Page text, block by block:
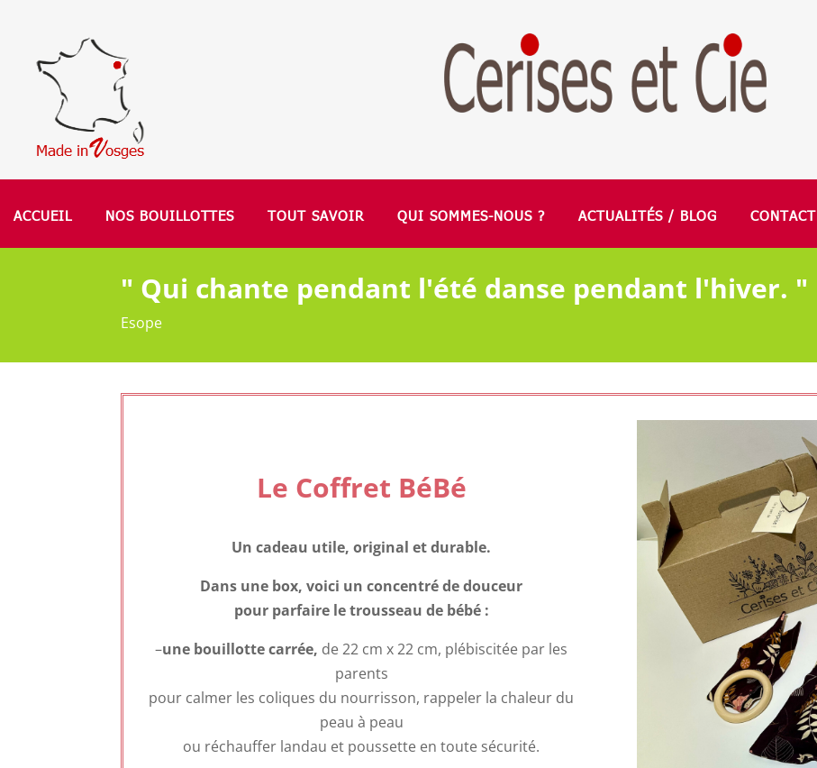
ACCUEIL NOS BOUILLOTTES TOUT SAVOIR QUI SOMMES-NOUS ? ACTUALITÉS / BLOG CONTACT
" Qui chante pendant l'été danse pendant l'hiver. "
Esope
Le Coffret BéBé
Un cadeau utile, original et durable.
Dans une box, voici un concentré de douceur
pour parfaire le trousseau de bébé :
–une bouillotte carrée, de 22 cm x 22 cm, plébiscitée par les
parents
pour calmer les coliques du nourrisson, rappeler la chaleur du
peau à peau
ou réchauffer landau et poussette en toute sécurité.